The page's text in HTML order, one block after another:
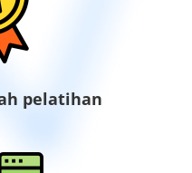
pelatihan